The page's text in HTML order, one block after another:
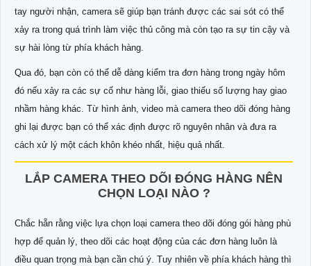
tay người nhận, camera sẽ giúp bạn tránh được các sai sót có thể
xảy ra trong quá trình làm việc thủ công mà còn tạo ra sự tin cậy và
sự hài lòng từ phía khách hàng.
Qua đó, bạn còn có thể dễ dàng kiểm tra đơn hàng trong ngày hôm
đó nếu xảy ra các sự cố như hàng lỗi, giao thiếu số lượng hay giao
nhầm hàng khác. Từ hình ảnh, video mà camera theo dõi đóng hàng
ghi lại được bạn có thể xác định được rõ nguyên nhân và đưa ra
cách xử lý một cách khôn khéo nhất, hiệu quả nhất.
LẮP CAMERA THEO DÕI ĐÓNG HÀNG NÊN
CHỌN LOẠI NÀO ?
Chắc hẵn rằng việc lựa chọn loại camera theo dõi đóng gói hàng phù
hợp để quản lý, theo dõi các hoạt động của các đơn hàng luôn là
điều quan trọng mà bạn cần chú ý. Tuy nhiên về phía khách hàng thì